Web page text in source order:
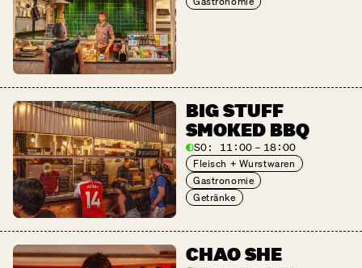
BIG STUFF
SMOKED BBQ
SO: 11:00 – 18:00
Fleisch + Wurstwaren
Gastronomie
Getränke
CHAO SHE